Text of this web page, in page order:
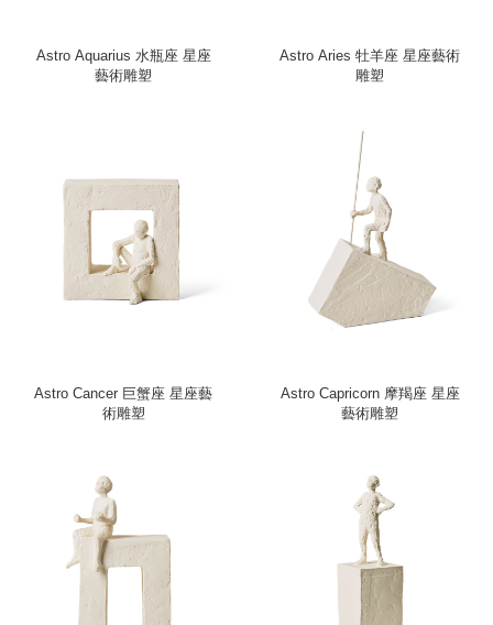
Astro Aquarius 水瓶座 星座
藝術雕塑
Astro Aries 牡羊座 星座藝術
雕塑
Astro Cancer 巨蟹座 星座藝
術雕塑
Astro Capricorn 摩羯座 星座
藝術雕塑